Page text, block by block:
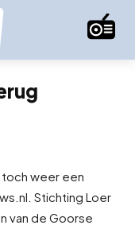
toch weer een
Stichting Loer
van de Goorse